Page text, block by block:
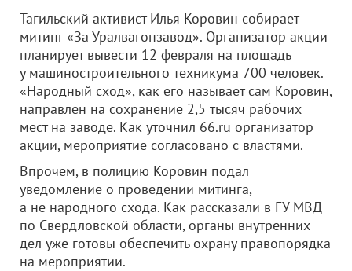
Тагильский активист Илья Коровин собирает
митинг «За Уралвагонзавод». Организатор акции
планирует вывести 12 февраля на площадь
у машиностроительного техникума 700 человек.
«Народный сход», как его называет сам Коровин,
направлен на сохранение 2,5 тысяч рабочих
мест на заводе. Как уточнил 66.ru организатор
акции, мероприятие согласовано с властями.
Впрочем, в полицию Коровин подал
уведомление о проведении митинга,
а не народного схода. Как рассказали в ГУ МВД
по Свердловской области, органы внутренних
дел уже готовы обеспечить охрану правопорядка
на мероприятии.